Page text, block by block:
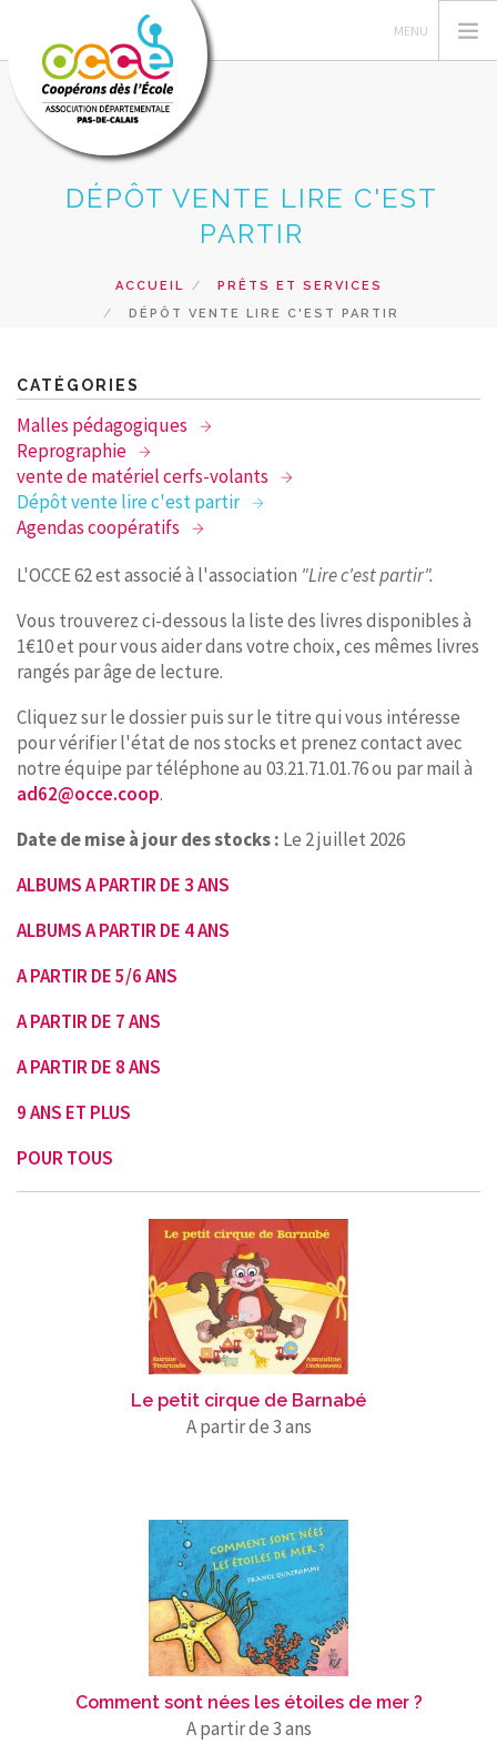
L'OCCE 62
GERER SA COOPERATIVE
RESSOURCES ET SERVICES
RECHERCHER
CONTACT
DÉPÔT VENTE LIRE C'EST
PARTIR
ACCUEIL
PRÊTS ET SERVICES
DÉPÔT VENTE LIRE C'EST PARTIR
CATÉGORIES
Malles pédagogiques
Reprographie
vente de matériel cerfs-volants
Dépôt vente lire c'est partir
Agendas coopératifs
L'OCCE 62 est associé à l'association "Lire c'est partir".
Vous trouverez ci-dessous la liste des livres disponibles à
1€10 et pour vous aider dans votre choix, ces mêmes livres
rangés par âge de lecture.
Cliquez sur le dossier puis sur le titre qui vous intéresse
pour vérifier l'état de nos stocks et prenez contact avec
notre équipe par téléphone au 03.21.71.01.76 ou par mail à
ad62@occe.coop.
Date de mise à jour des stocks : Le 2 juillet 2026
ALBUMS A PARTIR DE 3 ANS
ALBUMS A PARTIR DE 4 ANS
A PARTIR DE 5/6 ANS
A PARTIR DE 7 ANS
A PARTIR DE 8 ANS
9 ANS ET PLUS
POUR TOUS
Le petit cirque de Barnabé
A partir de 3 ans
Comment sont nées les étoiles de mer ?
A partir de 3 ans